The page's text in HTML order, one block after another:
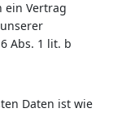
ein Vertrag
Abs. 1 lit. b
Daten ist wie